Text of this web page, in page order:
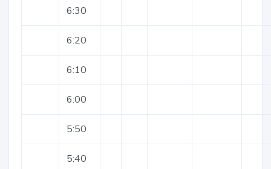
6:30
6:20
6:10
6:00
5:50
5:40